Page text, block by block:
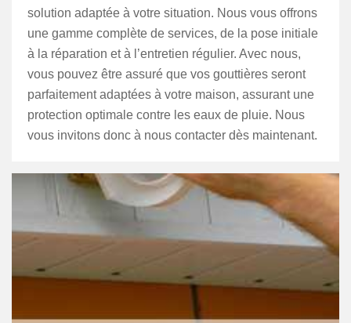
solution adaptée à votre situation. Nous vous offrons
une gamme complète de services, de la pose initiale
à la réparation et à l’entretien régulier. Avec nous,
vous pouvez être assuré que vos gouttières seront
parfaitement adaptées à votre maison, assurant une
protection optimale contre les eaux de pluie. Nous
vous invitons donc à nous contacter dès maintenant.